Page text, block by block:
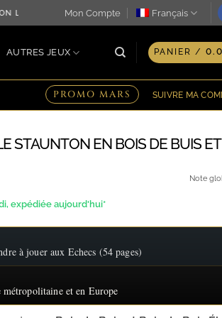
JOUR MÊME ♖ OPTION GRAVURE
Mon Compte Français
AUTRES JEUX PANIER /
PROMO MARS SUIVRE MA
STAUNTON EN BOIS DE BUIS ET
expédiée aujourd'hui*
Note
à jouer aux Echecs (54 pages)
métropolitaine et en Europe